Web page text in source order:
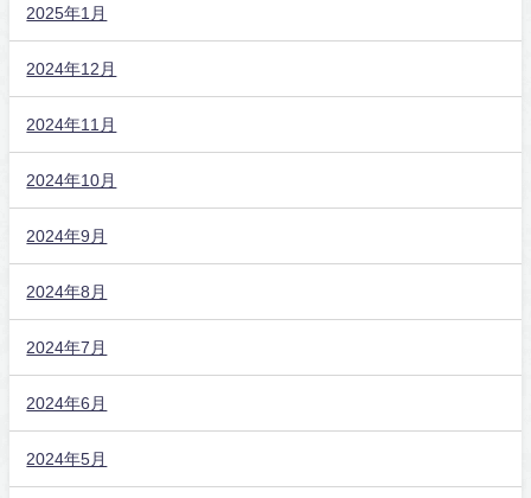
2025年1月
2024年12月
2024年11月
2024年10月
2024年9月
2024年8月
2024年7月
2024年6月
2024年5月